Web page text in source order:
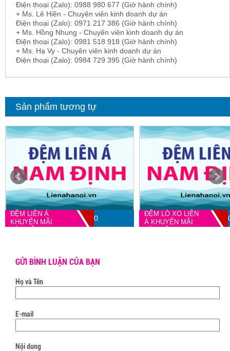
Điện thoại (Zalo): 0988 980 677 (Giờ hành chính)
+ Ms. Lê Hiền - Chuyên viên kinh doanh dự án
Điện thoại (Zalo): 0971 217 386 (Giờ hành chính)
+ Ms. Hồng Nhung - Chuyên viên kinh doanh dự án
Điện thoại (Zalo): 0981 518 918 (Giờ hành chính)
+ Ms. Hạ Vy - Chuyên viên kinh doanh dự án
Điện thoại (Zalo): 0984 729 395 (Giờ hành chính)
Sản phẩm tương tự
ĐỆM LIÊN Á
KHUYẾN MÃI
0
ĐỆM LÒ XO LIÊN
Á KHUYẾN MÃI
GỬI BÌNH LUẬN CỦA BẠN
Họ và Tên
E-mail
Nội dung